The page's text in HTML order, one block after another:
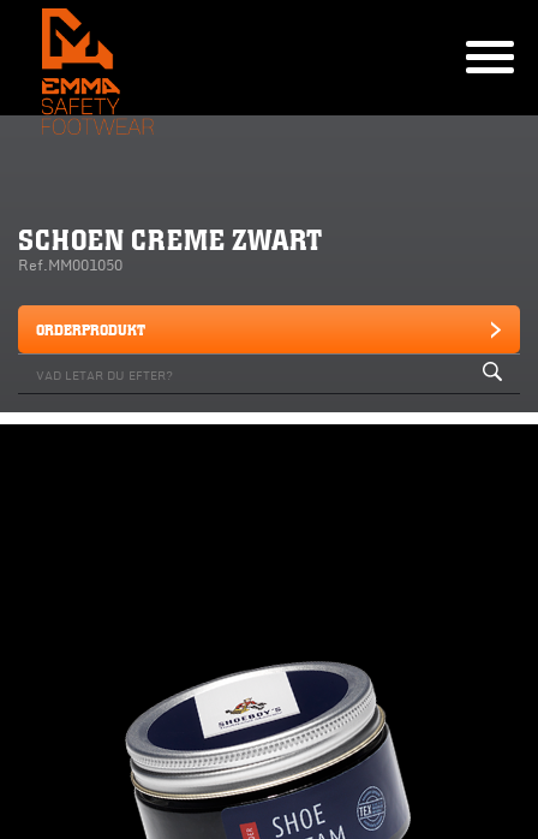
SCHOEN CREME ZWART
Ref.MM001050
ORDERPRODUKT